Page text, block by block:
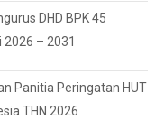
DHD BPK 45
– 2031
Panitia Peringatan HUT
THN 2026